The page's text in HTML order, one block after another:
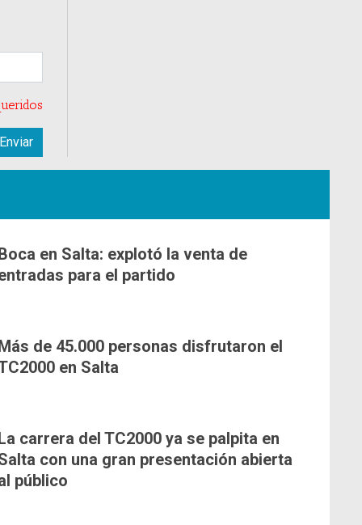
en Salta: explotó la venta de
para el partido
de 45.000 personas disfrutaron el
en Salta
carrera del TC2000 ya se palpita en
con una gran presentación abierta
público